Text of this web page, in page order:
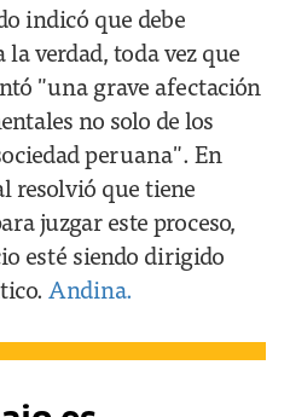
indicó que debe
verdad, toda vez que
"una grave afectación
no solo de los
peruana". En
resolvió que tiene
juzgar este proceso,
esté siendo dirigido
Andina.